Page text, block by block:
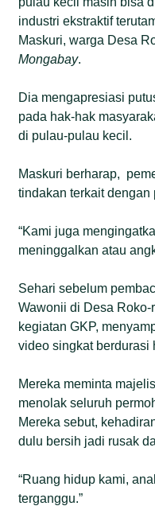
industri ekstraktif
Maskuri, warga Desa
Mongabay.
Dia mengapresiasi
pada hak-hak
di pulau-pulau kecil.
Maskuri berharap,
tindakan terkait dengan
“Kami juga
meninggalkan atau
Sehari sebelum
Wawonii di Desa
kegiatan GKP,
video singkat berdurasi
Mereka meminta
menolak seluruh
Mereka sebut,
dulu bersih jadi rusak
“Ruang hidup kami,
terganggu.”